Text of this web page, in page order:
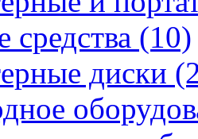
(10)
диски